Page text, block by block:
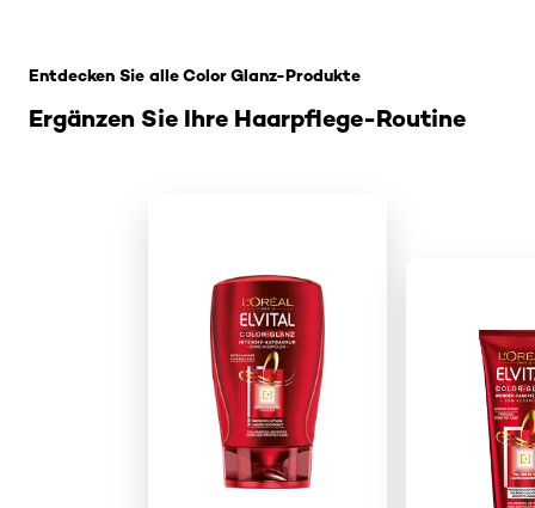
Ergänzen Sie Ihre Haarpflege-Routine
Entdecken Sie alle Color Glanz-Produkte